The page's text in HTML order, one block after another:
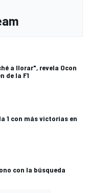
a llorar", revela Ocon
de la F1
1 con más victorias en
con la búsqueda